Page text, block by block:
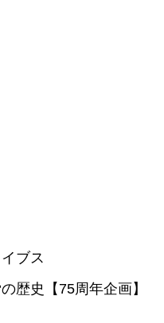
ブス
歴史【75周年企画】